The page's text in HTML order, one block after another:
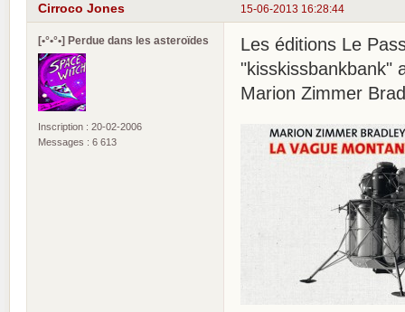
15-06-2013 16:28:44
Cirroco Jones
[•°•°•] Perdue dans les asteroïdes
Inscription : 20-02-2006
Messages : 6 613
Les éditions Le
"kisskissbankbank"
Marion Zimmer